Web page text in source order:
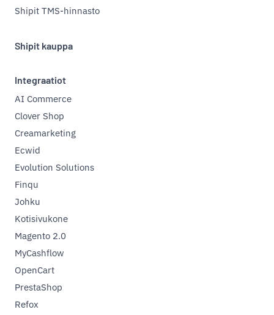
Shipit TMS-hinnasto
Shipit kauppa
Integraatiot
AI Commerce
Clover Shop
Creamarketing
Ecwid
Evolution Solutions
Finqu
Johku
Kotisivukone
Magento 2.0
MyCashflow
OpenCart
PrestaShop
Refox